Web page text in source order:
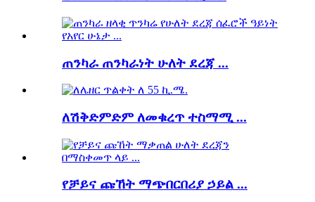
ጠንካራ ጠንካራነት ሁለት ደረጃ ...
ለሽቅድምድም ለመቁረጥ ተስማሚ ...
የቻይና ጩኸት ማጭበርበሪያ ኃይል ...